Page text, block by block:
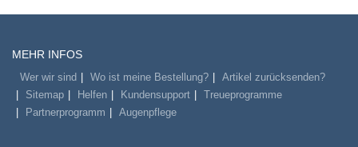
MEHR INFOS
Wer wir sind Wo ist meine Bestellung?
Artikel zurücksenden?
Sitemap
Helfen Kundensupport
Treueprogramme
Partnerprogramm
Augenpflege